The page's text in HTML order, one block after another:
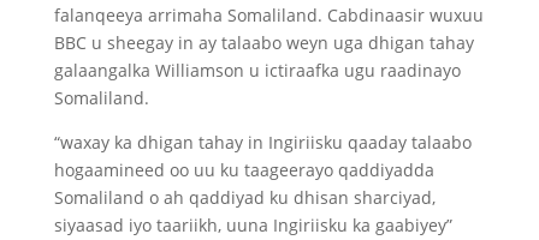
falanqeeya arrimaha Somaliland. Cabdinaasir wuxuu
BBC u sheegay in ay talaabo weyn uga dhigan tahay
galaangalka Williamson u ictiraafka ugu raadinayo
Somaliland.
“waxay ka dhigan tahay in Ingiriisku qaaday talaabo
hogaamineed oo uu ku taageerayo qaddiyadda
Somaliland o ah qaddiyad ku dhisan sharciyad,
siyaasad iyo taariikh, uuna Ingiriisku ka gaabiyey”